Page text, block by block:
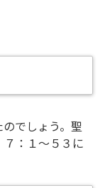
でしょう。聖
７：１～５３に